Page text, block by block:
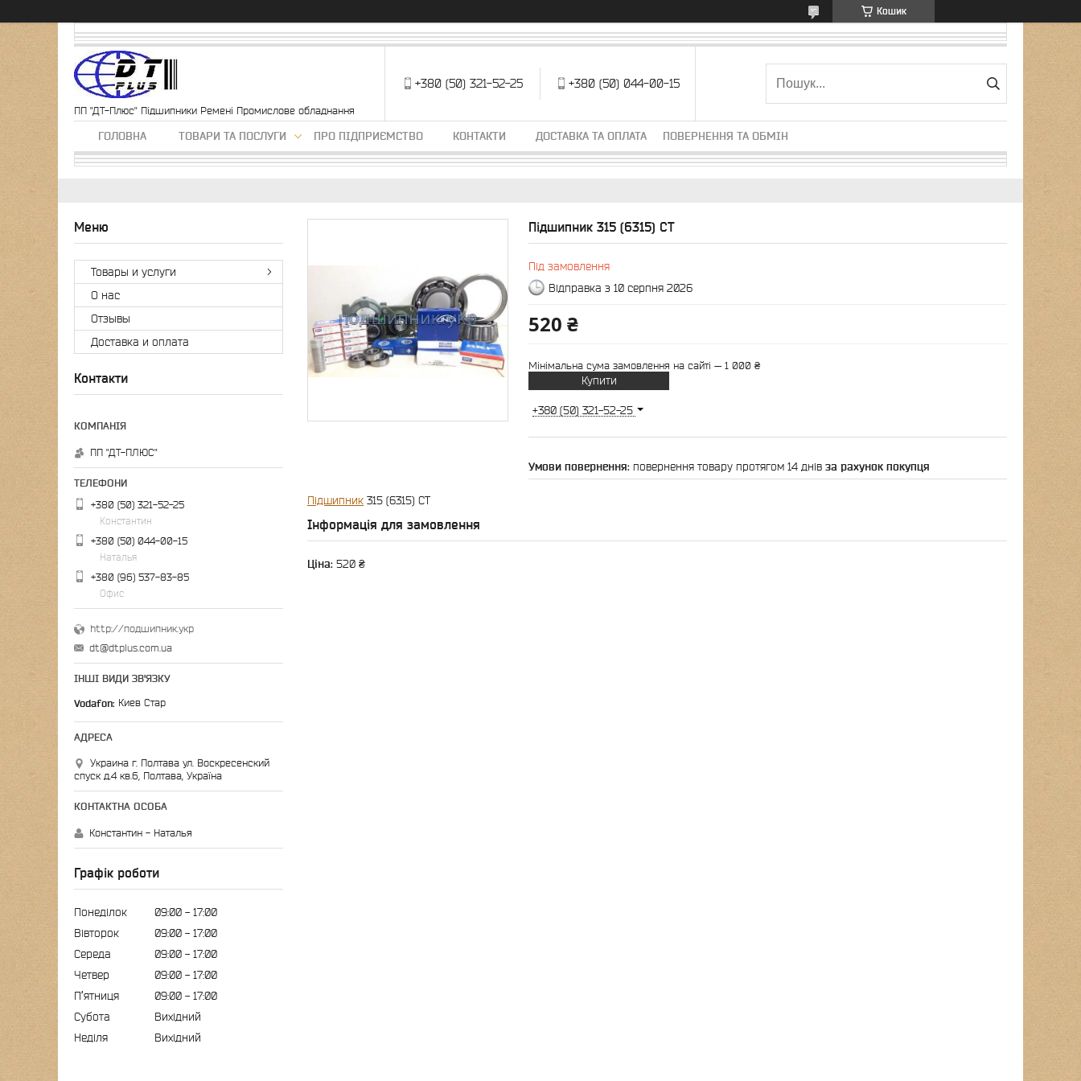
Кошик
ПП "ДТ-Плюс" Підшипники Ремені Промислове обладнання
+380 (50) 321-52-25 +380 (50) 044-00-15
ГОЛОВНА ТОВАРИ ТА ПОСЛУГИ ПРО ПІДПРИЄМСТВО КОНТАКТИ ДОСТАВКА ТА ОПЛАТА ПОВЕРНЕННЯ ТА ОБМІН
Підшипник 315 (6315) CT
Під замовлення
Відправка з 10 серпня 2026
520 ₴
Мінімальна сума замовлення на сайті — 1 000 ₴
Купити
+380 (50) 321-52-25
повернення товару протягом 14 днів за рахунок покупця
Підшипник 315 (6315) CT
Інформація для замовлення
Ціна: 520 ₴
Товары и услуги
О нас
Отзывы
Доставка и оплата
Контакти
ПП "ДТ-ПЛЮС"
+380 (50) 321-52-25
Константин
+380 (50) 044-00-15
Наталья
+380 (96) 537-83-85
Офис
http://подшипник.укр
dt@dtplus.com.ua
ІНШІ ВИДИ ЗВ'ЯЗКУ
Vodafon Киев Стар
Украина г. Полтава ул. Воскресенский
спуск д.4 кв.6, Полтава, Україна
Константин - Наталья
Графік роботи
Понеділок 09:00
17:00
Вівторок
09:00
17:00
Середа
09:00
17:00
Четвер
09:00
17:00
Пʼятниця
09:00
17:00
Субота
Вихідний
Неділя
Вихідний